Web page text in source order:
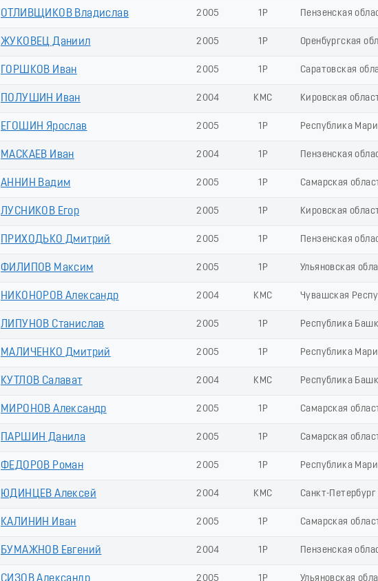
ОТЛИВЩИКОВ Владислав 2005 1Р Пензенская
ЖУКОВЕЦ Даниил 2005 1Р Оренбургская
ГОРШКОВ Иван 2005 1Р Саратовская
ПОЛУШИН Иван 2004 КМС Кировская
ЕГОШИН Ярослав 2005 1Р Республика
МАСКАЕВ Иван 2004 1Р Пензенская
АННИН Вадим 2005 1Р Самарская
ЛУСНИКОВ Егор 2005 1Р Кировская
ПРИХОДЬКО Дмитрий 2005 1Р Пензенская
ФИЛИПОВ Максим 2005 1Р Ульяновская
НИКОНОРОВ Александр 2004 КМС Чувашская
ЛИПУНОВ Станислав 2005 1Р Республика
МАЛИЧЕНКО Дмитрий 2005 1Р Республика
КУТЛОВ Салават 2004 КМС Республика
МИРОНОВ Александр 2005 1Р Самарская
ПАРШИН Данила 2005 1Р Самарская
ФЕДОРОВ Роман 2005 1Р Республика
ЮДИНЦЕВ Алексей 2004 КМС Санкт-Петербург
КАЛИНИН Иван 2005 1Р Самарская
БУМАЖНОВ Евгений 2004 1Р Пензенская
2005 1Р Ульяновская